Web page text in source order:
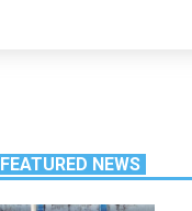
FEATURED NEWS